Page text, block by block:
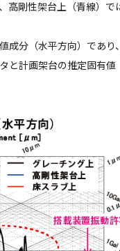
高剛性架台上（青線）
成分（水平方向）であ
と計画架台の推定固有